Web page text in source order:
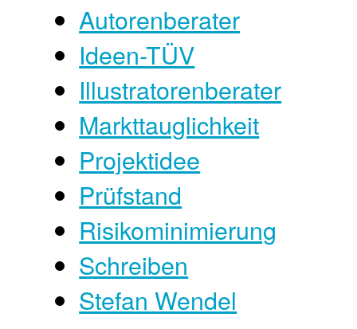
Autorenberater
Ideen-TÜV
Illustratorenberater
Markttauglichkeit
Projektidee
Prüfstand
Risikominimierung
Schreiben
Stefan Wendel